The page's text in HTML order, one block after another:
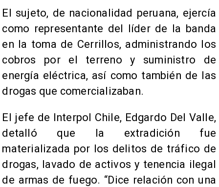
El sujeto, de nacionalidad peruana, ejercía
como representante del líder de la banda
en la toma de Cerrillos, administrando los
cobros por el terreno y suministro de
energía eléctrica, así como también de las
drogas que comercializaban.
El jefe de Interpol Chile, Edgardo Del Valle,
detalló que la extradición fue
materializada por los delitos de tráfico de
drogas, lavado de activos y tenencia ilegal
de armas de fuego. “Dice relación con una